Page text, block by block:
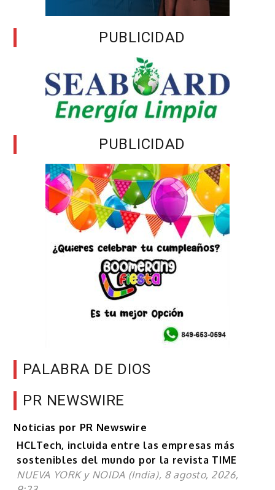
PUBLICIDAD
PUBLICIDAD
PALABRA DE DIOS
PR NEWSWIRE
Noticias por PR Newswire
HCLTech, incluida entre las empresas más
sostenibles del mundo por la revista TIME
NUEVA YORK y NOIDA (India), 8 agosto, 2026,